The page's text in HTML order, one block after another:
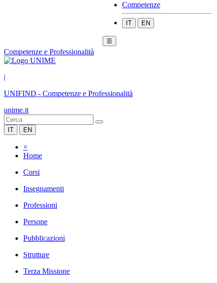
Competenze
IT EN
☰
Competenze e Professionalità
|
UNIFIND - Competenze e Professionalità
unime.it
IT EN
×
Home
Corsi
Insegnamenti
Professioni
Persone
Pubblicazioni
Strutture
Terza Missione